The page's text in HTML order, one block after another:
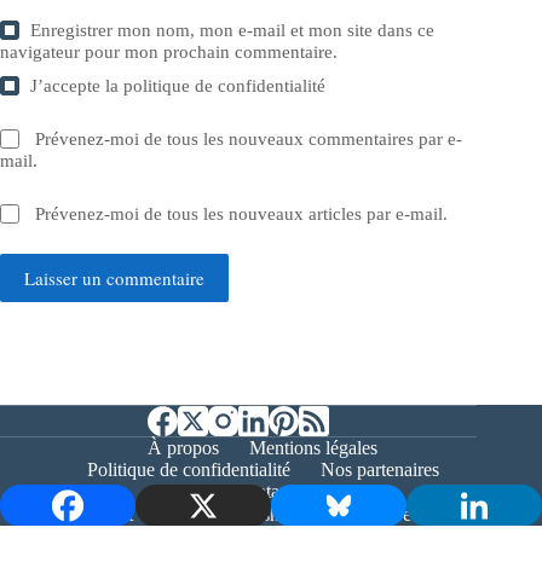
Enregistrer mon nom, mon e-mail et mon site dans ce
navigateur pour mon prochain commentaire.
J’accepte lapolitique de confidentialité
Prévenez-moi de tous les nouveaux commentaires par e-
mail.
Prévenez-moi de tous les nouveaux articles par e-mail.
Laisser un commentaire
À propos
Mentions légales
Politique de confidentialité
Nos partenaires
Contact
Copyright © 2026 - Bernieshoot.fr Journal Web